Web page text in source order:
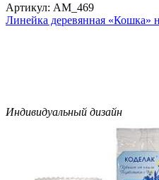
Артикул: AM_469
Линейка деревянная «Кошка»
Индивидуальный дизайн